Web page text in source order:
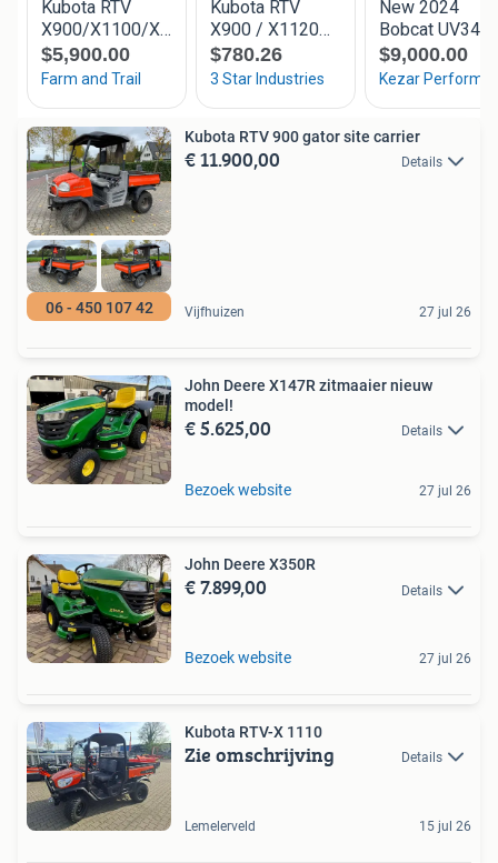
06 - 450 107 42
Kubota RTV 900 gator site carrier
€ 11.900,00 Details
Vijfhuizen 27 jul 26
John Deere X147R zitmaaier nieuw
model!
€ 5.625,00 Details
Bezoek website 27 jul 26
John Deere X350R
€ 7.899,00 Details
Bezoek website 27 jul 26
Kubota RTV-X 1110
Zie omschrijving Details
Lemelerveld 15 jul 26